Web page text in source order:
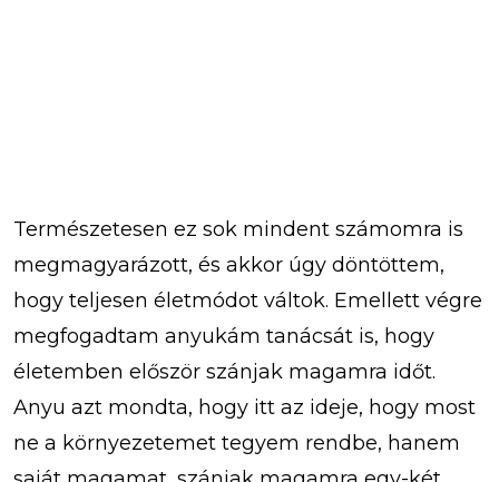
Természetesen ez sok mindent számomra is
megmagyarázott, és akkor úgy döntöttem,
hogy teljesen életmódot váltok. Emellett végre
megfogadtam anyukám tanácsát is, hogy
életemben először szánjak magamra időt.
Anyu azt mondta, hogy itt az ideje, hogy most
ne a környezetemet tegyem rendbe, hanem